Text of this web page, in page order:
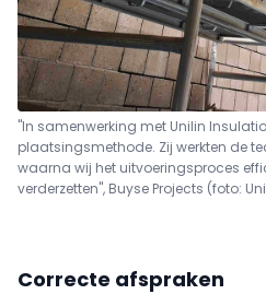
"In samenwerking met Unilin
plaatsingsmethode. Zij werkten de
waarna wij het uitvoeringsproces
verderzetten", Buyse Projects (foto:
Correcte afspraken